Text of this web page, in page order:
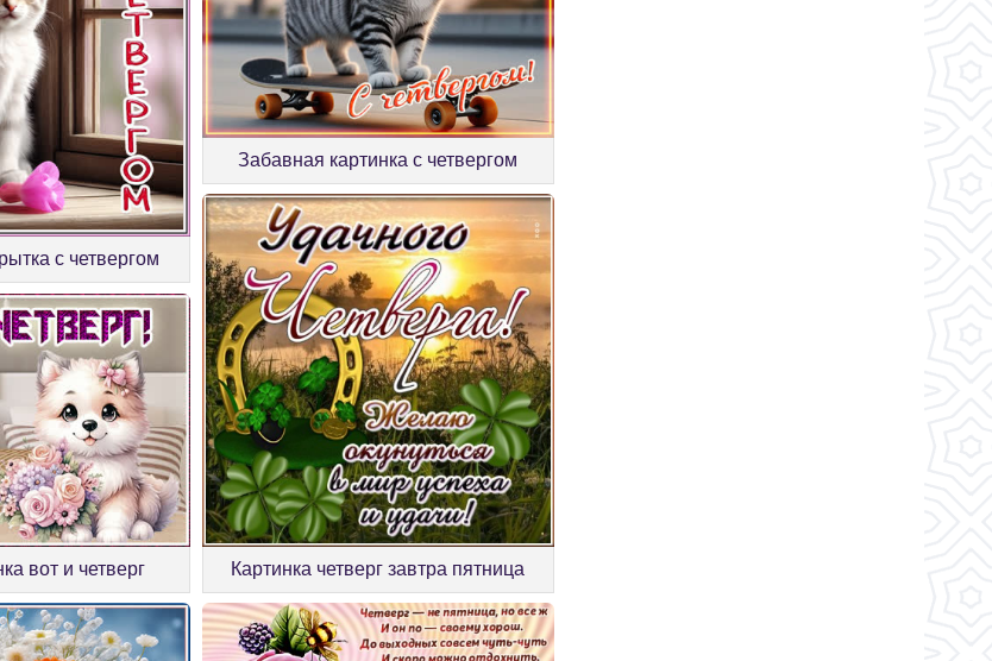
с четвергом
Забавная картинка с четвергом
вот и четверг Картинка четверг завтра пятница